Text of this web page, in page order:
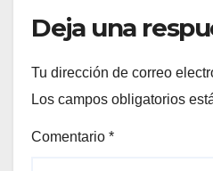
Deja una
Tu dirección de correo
Los campos obligatorios
Comentario *